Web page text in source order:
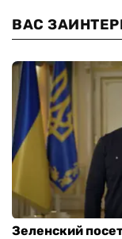
ВАС
Зеленский